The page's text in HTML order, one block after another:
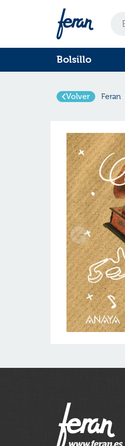
Bolsillo
Volver Feran